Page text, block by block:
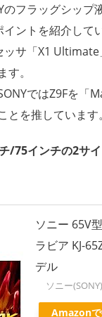
のフラッグシップ
ントを紹介して
ッサ「X1
。
ではZ9Fを「
を推しています。
/75インチの2サ
ソニー 65V
ラビア KJ-
デル
ソニー(SONY)
Amazon